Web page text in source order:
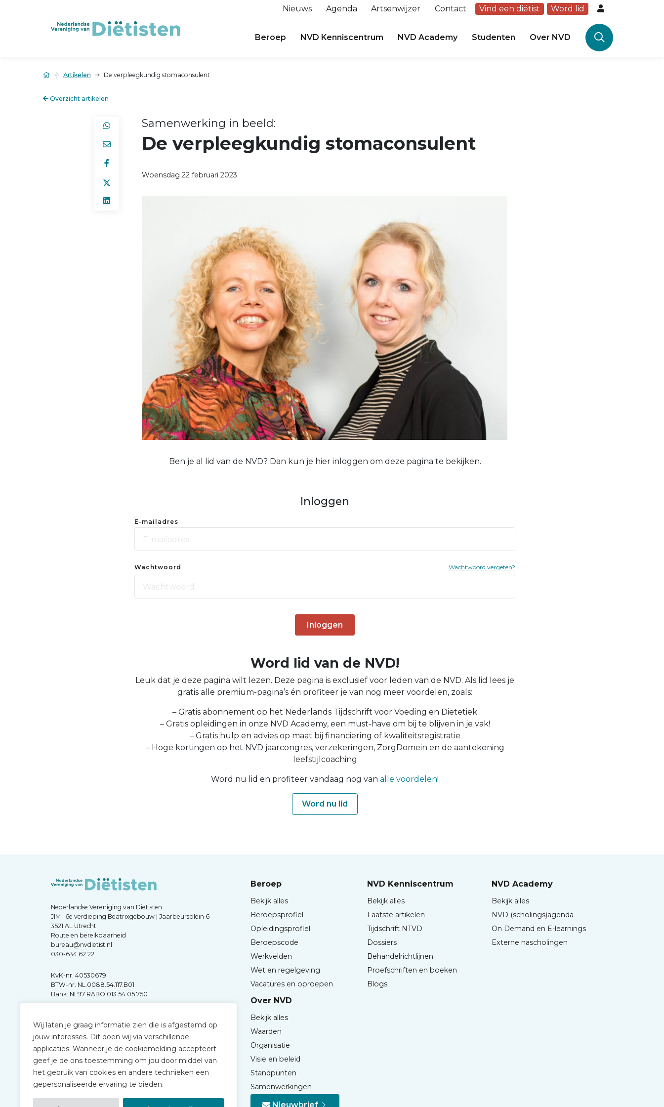
Wij laten je graag informatie zien die is afgestemd op
jouw interesses. Dit doen wij via verschillende
applicaties. Wanneer je de cookiemelding accepteert
geef je de ons toestemming om jou door middel van
het gebruik van cookies en andere technieken een
gepersonaliseerde ervaring te bieden.
Nieuws Agenda Artsenwijzer Contact Vind een diëtist Word lid
Beroep NVD Kenniscentrum NVD Academy Studenten Over NVD
Artikelen De verpleegkundig stomaconsulent
Overzicht artikelen
Samenwerking in beeld:
De verpleegkundig stomaconsulent
Woensdag 22 februari 2023
Ben je al lid van de NVD? Dan kun je hier inloggen om deze pagina te bekijken.
Inloggen
E-mailadres
Wachtwoord Wachtwoord vergeten?
Inloggen
Word lid van de NVD!
Leuk dat je deze pagina wilt lezen. Deze pagina is exclusief voor leden van de NVD. Als lid lees je
gratis alle premium-pagina’s én profiteer je van nog meer voordelen, zoals:
– Gratis abonnement op het Nederlands Tijdschrift voor Voeding en Diëtetiek
– Gratis opleidingen in onze NVD Academy, een must-have om bij te blijven in je vak!
– Gratis hulp en advies op maat bij financiering of kwaliteitsregistratie
– Hoge kortingen op het NVD jaarcongres, verzekeringen, ZorgDomein en de aantekening
leefstijlcoaching
Word nu lid en profiteer vandaag nog van alle voordelen!
Word nu lid
Nederlandse Vereniging van Diëtisten
JIM | 6e verdieping Beatrixgebouw | Jaarbeursplein 6
3521 AL Utrecht
Route en bereikbaarheid
bureau@nvdietist.nl
030-634 62 22
KvK-nr. 40530679
BTW-nr. NL.0088.54.117.B01
Bank: NL97 RABO 013 54 05 750
Beroep
Bekijk alles
Beroepsprofiel
Opleidingsprofiel
Beroepscode
Werkvelden
Wet en regelgeving
Vacatures en oproepen
NVD Kenniscentrum
Bekijk alles
Laatste artikelen
Tijdschrift NTVD
Dossiers
Behandelrichtlijnen
Proefschriften en boeken
Blogs
NVD Academy
Bekijk alles
NVD (scholings)agenda
On Demand en E-learnings
Externe nascholingen
Over NVD
Bekijk alles
Waarden
Organisatie
Visie en beleid
Standpunten
Samenwerkingen
Nieuwbrief